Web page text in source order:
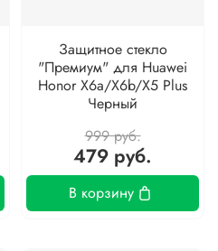
Защитное стекло
"Премиум" для Huawei
Honor X6a/X6b/X5 Plus
Черный
999 руб.
479 руб.
В корзину